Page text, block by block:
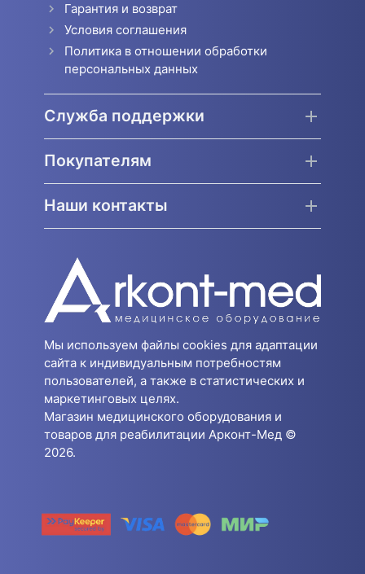
Гарантия и возврат
Условия соглашения
Политика в отношении обработки
персональных данных
Служба поддержки
Покупателям
Наши контакты
Мы используем файлы cookies для адаптации
сайта к индивидуальным потребностям
пользователей, а также в статистических и
маркетинговых целях.
Магазин медицинского оборудования и
товаров для реабилитации Арконт-Мед ©
2026.